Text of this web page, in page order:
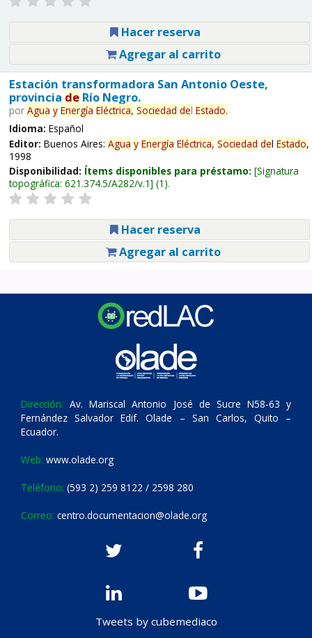
Hacer reserva
Agregar al carrito
Estación transformadora San Antonio Oeste,
provincia deRío Negro.
por Agua y Energía Eléctrica, Sociedad del Estado.
Idioma: Español
Editor: Buenos Aires: Agua y Energía Eléctrica, Sociedad del Estado,
1998
Disponibilidad: Ítems disponibles para préstamo: Signatura
topográfica: 621.374.5/A282/v.1 (1).
Hacer reserva
Agregar al carrito
Dirección: Av. Mariscal Antonio José de Sucre N58-63 y
Fernández Salvador Edif. Olade – San Carlos, Quito –
Ecuador.
Web: www.olade.org
Teléfono: (593 2) 259 8122 / 2598 280
Correo: centro.documentacion@olade.org
Tweets by cubemediaco